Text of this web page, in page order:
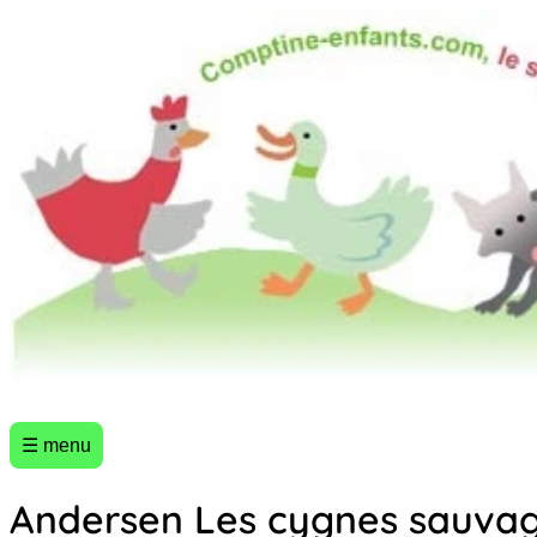
☰ menu
Andersen Les cygnes